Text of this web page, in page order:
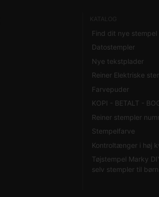
KATALOG
Find dit nye stempel
Datostempler
Nye tekstplader
Reiner Elektriske
Farvepuder
KOPI - BETALT -
Reiner stempler
Stempelfarve
Kontroltænger i høj
Tøjstempel Marky
selv stempler til børn